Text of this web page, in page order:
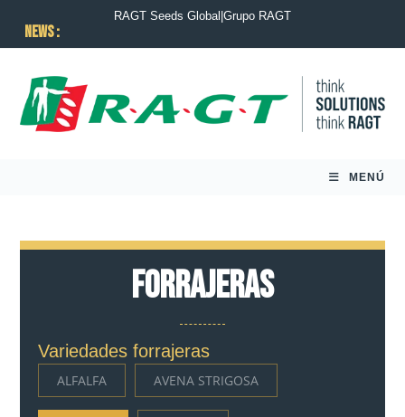
News :
RAGT Seeds Global Grupo RAGT
MENÚ
Forrajeras
Variedades forrajeras
ALFALFA AVENA STRIGOSA